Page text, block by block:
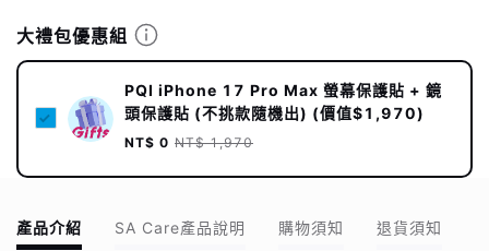
大禮包優惠組
PQI iPhone 17 Pro Max 螢幕保護貼 + 鏡
頭保護貼 (不挑款隨機出) (價值$1,970)
NT$ 0 NT$ 1,970
產品介紹 SA Care產品說明 購物須知 退貨須知